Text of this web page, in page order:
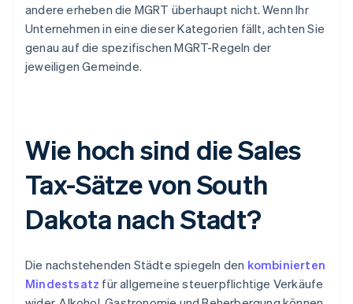
andere erheben die MGRT überhaupt nicht. Wenn Ihr
Unternehmen in eine dieser Kategorien fällt, achten Sie
genau auf die spezifischen MGRT-Regeln der
jeweiligen Gemeinde.
Wie hoch sind die Sales
Tax-Sätze von South
Dakota nach Stadt?
Die nachstehenden Städte spiegeln den kombinierten
Mindestsatz für allgemeine steuerpflichtige Verkäufe